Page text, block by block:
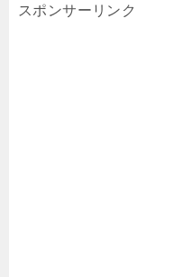
スポンサーリンク